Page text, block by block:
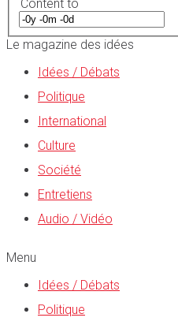
Content to
Le magazine des idées
Idées / Débats
Politique
International
Culture
Société
Entretiens
Audio / Vidéo
Menu
Idées / Débats
Politique